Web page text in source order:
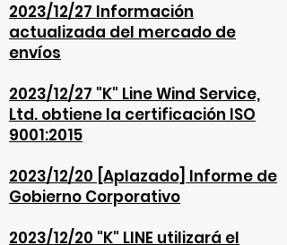
2023/12/27 Información
actualizada del mercado de
envíos
2023/12/27 "K" Line Wind Service,
Ltd. obtiene la certificación ISO
9001:2015
2023/12/20 [Aplazado] Informe de
Gobierno Corporativo
2023/12/20 "K" LINE utilizará el